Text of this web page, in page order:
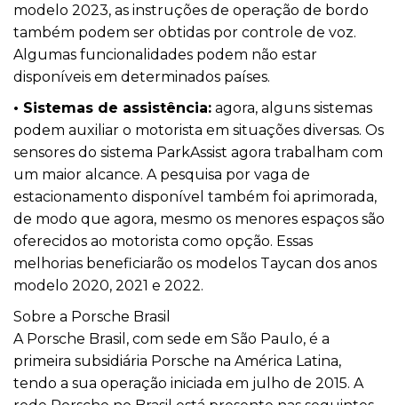
modelo 2023, as instruções de operação de bordo
também podem ser obtidas por controle de voz.
Algumas funcionalidades podem não estar
disponíveis em determinados países.
• Sistemas de assistência: agora, alguns sistemas
podem auxiliar o motorista em situações diversas. Os
sensores do sistema ParkAssist agora trabalham com
um maior alcance. A pesquisa por vaga de
estacionamento disponível também foi aprimorada,
de modo que agora, mesmo os menores espaços são
oferecidos ao motorista como opção. Essas
melhorias beneficiarão os modelos Taycan dos anos
modelo 2020, 2021 e 2022.
Sobre a Porsche Brasil
A Porsche Brasil, com sede em São Paulo, é a
primeira subsidiária Porsche na América Latina,
tendo a sua operação iniciada em julho de 2015. A